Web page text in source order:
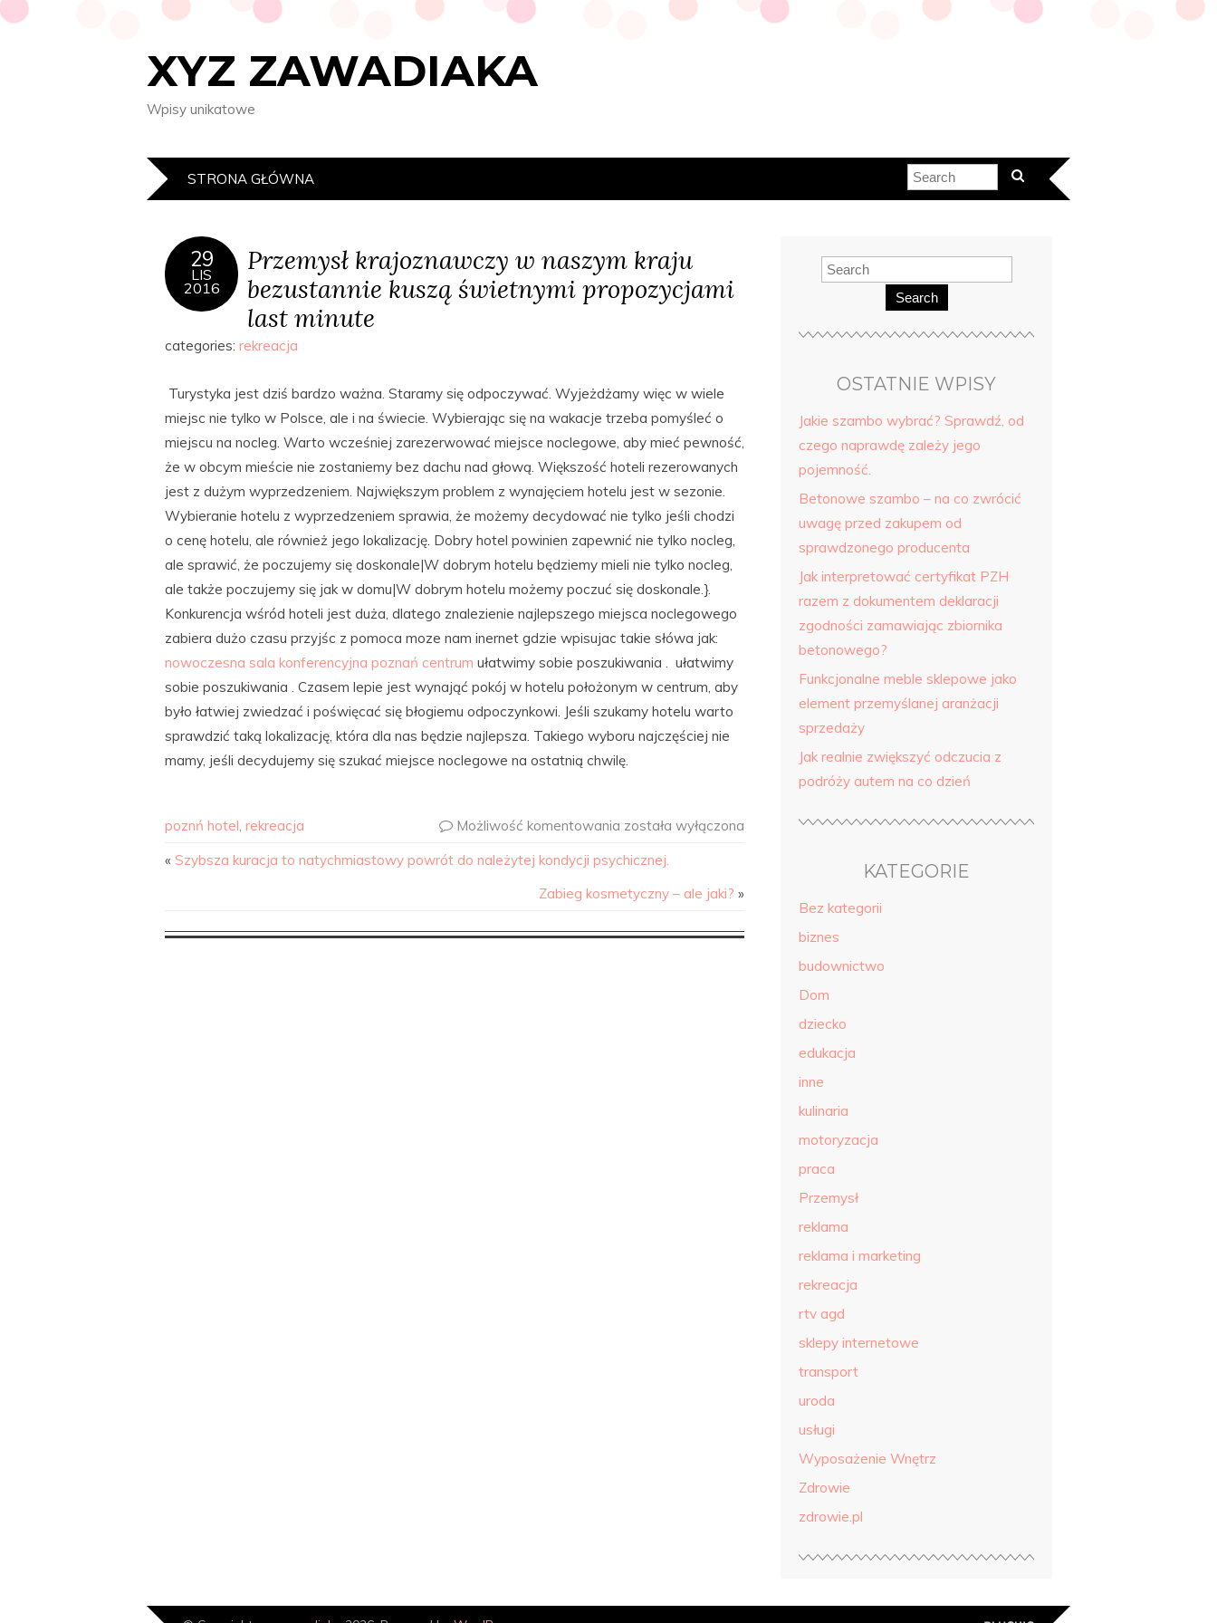
XYZ ZAWADIAKA
Wpisy unikatowe
STRONA GŁÓWNA
29
LIS
2016
Przemysł krajoznawczy w naszym kraju
bezustannie kuszą świetnymi propozycjami
last minute
categories: rekreacja
Turystyka jest dziś bardzo ważna. Staramy się odpoczywać. Wyjeżdżamy więc w wiele
miejsc nie tylko w Polsce, ale i na świecie. Wybierając się na wakacje trzeba pomyśleć o
miejscu na nocleg. Warto wcześniej zarezerwować miejsce noclegowe, aby mieć pewność,
że w obcym mieście nie zostaniemy bez dachu nad głową. Większość hoteli rezerowanych
jest z dużym wyprzedzeniem. Największym problem z wynajęciem hotelu jest w sezonie.
Wybieranie hotelu z wyprzedzeniem sprawia, że możemy decydować nie tylko jeśli chodzi
o cenę hotelu, ale również jego lokalizację. Dobry hotel powinien zapewnić nie tylko nocleg,
ale sprawić, że poczujemy się doskonale|W dobrym hotelu będziemy mieli nie tylko nocleg,
ale także poczujemy się jak w domu|W dobrym hotelu możemy poczuć się doskonale.}.
Konkurencja wśród hoteli jest duża, dlatego znalezienie najlepszego miejsca noclegowego
zabiera dużo czasu przyjśc z pomoca moze nam inernet gdzie wpisujac takie słówa jak:
nowoczesna sala konferencyjna poznań centrum ułatwimy sobie poszukiwania . ułatwimy
sobie poszukiwania . Czasem lepie jest wynająć pokój w hotelu położonym w centrum, aby
było łatwiej zwiedzać i poświęcać się błogiemu odpoczynkowi. Jeśli szukamy hotelu warto
sprawdzić taką lokalizację, która dla nas będzie najlepsza. Takiego wyboru najczęściej nie
mamy, jeśli decydujemy się szukać miejsce noclegowe na ostatnią chwilę.
poznń hotel, rekreacja Możliwość komentowania została wyłączona
« Szybsza kuracja to natychmiastowy powrót do należytej kondycji psychicznej.
Zabieg kosmetyczny – ale jaki? »
Search
OSTATNIE WPISY
Jakie szambo wybrać? Sprawdź, od
czego naprawdę zależy jego
pojemność.
Betonowe szambo – na co zwrócić
uwagę przed zakupem od
sprawdzonego producenta
Jak interpretować certyfikat PZH
razem z dokumentem deklaracji
zgodności zamawiając zbiornika
betonowego?
Funkcjonalne meble sklepowe jako
element przemyślanej aranżacji
sprzedaży
Jak realnie zwiększyć odczucia z
podróży autem na co dzień
KATEGORIE
Bez kategorii
biznes
budownictwo
Dom
dziecko
edukacja
inne
kulinaria
motoryzacja
praca
Przemysł
reklama
reklama i marketing
rekreacja
rtv agd
sklepy internetowe
transport
uroda
usługi
Wyposażenie Wnętrz
Zdrowie
zdrowie.pl